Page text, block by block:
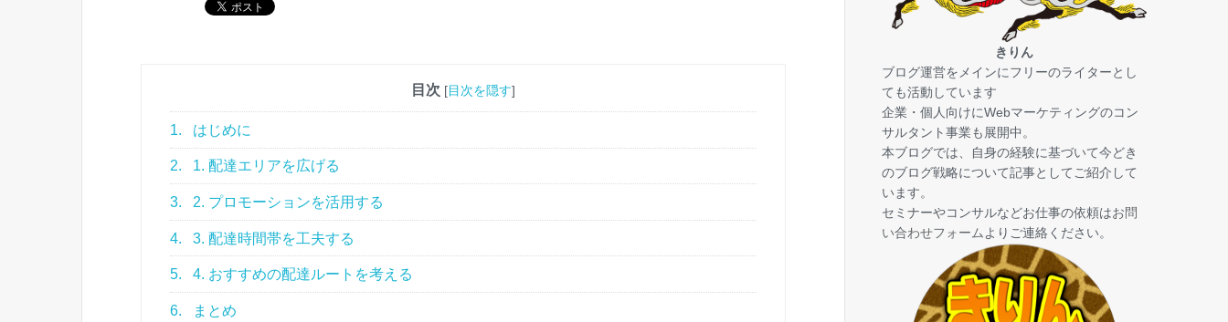
目次 [目次を隠す]
1. はじめに
2. 1. 配達エリアを広げる
3. 2. プロモーションを活用する
4. 3. 配達時間帯を工夫する
5. 4. おすすめの配達ルートを考える
6. まとめ
きりん
ブログ運営をメインにフリーのライターとし
ても活動しています
企業・個人向けにWebマーケティングのコン
サルタント事業も展開中。
本ブログでは、自身の経験に基づいて今どき
のブログ戦略について記事としてご紹介して
います。
セミナーやコンサルなどお仕事の依頼はお問
い合わせフォームよりご連絡ください。